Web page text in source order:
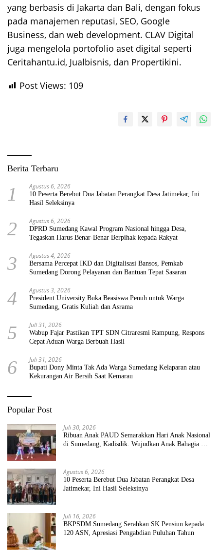
yang berbasis di Jakarta dan Bali, dengan fokus
pada manajemen reputasi, SEO, Google
Business, dan web development. CLAV Digital
juga mengelola portofolio aset digital seperti
Ceritahantu.id, Jualbisnis, dan Propertikini.
Post Views: 109
Berita Terbaru
1 Agustus 6, 2026
10 Peserta Berebut Dua Jabatan Perangkat Desa Jatimekar, Ini
Hasil Seleksinya
2 Agustus 6, 2026
DPRD Sumedang Kawal Program Nasional hingga Desa,
Tegaskan Harus Benar-Benar Berpihak kepada Rakyat
3 Agustus 4, 2026
Bersama Percepat IKD dan Digitalisasi Bansos, Pemkab
Sumedang Dorong Pelayanan dan Bantuan Tepat Sasaran
4 Agustus 3, 2026
President University Buka Beasiswa Penuh untuk Warga
Sumedang, Gratis Kuliah dan Asrama
5 Juli 31, 2026
Wabup Fajar Pastikan TPT SDN Citraresmi Rampung, Respons
Cepat Aduan Warga Berbuah Hasil
6 Juli 31, 2026
Bupati Dony Minta Tak Ada Warga Sumedang Kelaparan atau
Kekurangan Air Bersih Saat Kemarau
Popular Post
Juli 30, 2026
Ribuan Anak PAUD Semarakkan Hari Anak Nasional
di Sumedang, Kadisdik: Wujudkan Anak Bahagia dan
Agustus 6, 2026
10 Peserta Berebut Dua Jabatan Perangkat Desa
Jatimekar, Ini Hasil Seleksinya
Juli 16, 2026
BKPSDM Sumedang Serahkan SK Pensiun kepada
120 ASN, Apresiasi Pengabdian Puluhan Tahun